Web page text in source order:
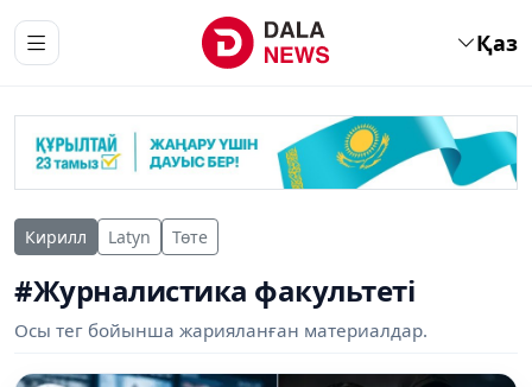
Қаз
Кирилл Latyn Төте
#Журналистика факультеті
Осы тег бойынша жарияланған материалдар.